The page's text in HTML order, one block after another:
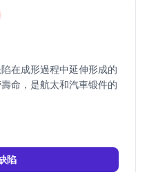
在成形過程中延伸形成的
命，是航太和汽車锻件的
陷